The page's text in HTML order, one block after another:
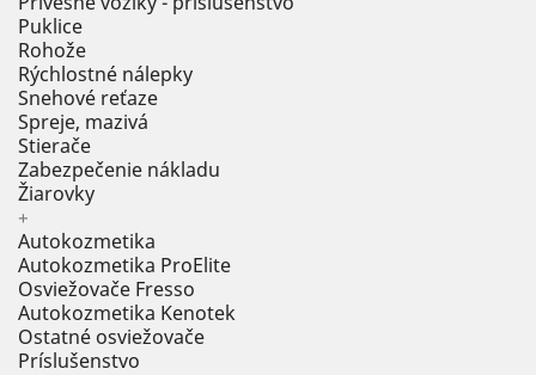
Puklice
Rohože
Rýchlostné nálepky
Snehové reťaze
Spreje, mazivá
Stierače
Zabezpečenie nákladu
Žiarovky
+
Autokozmetika
Autokozmetika ProElite
Osviežovače Fresso
Autokozmetika Kenotek
Ostatné osviežovače
Príslušenstvo